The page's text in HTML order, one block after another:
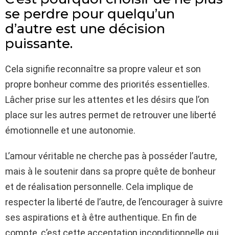
se perdre pour quelqu’un
d’autre est une décision
puissante.
Cela signifie reconnaître sa propre valeur et son
propre bonheur comme des priorités essentielles.
Lâcher prise sur les attentes et les désirs que l’on
place sur les autres permet de retrouver une liberté
émotionnelle et une autonomie.
L’amour véritable ne cherche pas à posséder l’autre,
mais à le soutenir dans sa propre quête de bonheur
et de réalisation personnelle. Cela implique de
respecter la liberté de l’autre, de l’encourager à suivre
ses aspirations et à être authentique. En fin de
compte, c’est cette acceptation inconditionnelle qui